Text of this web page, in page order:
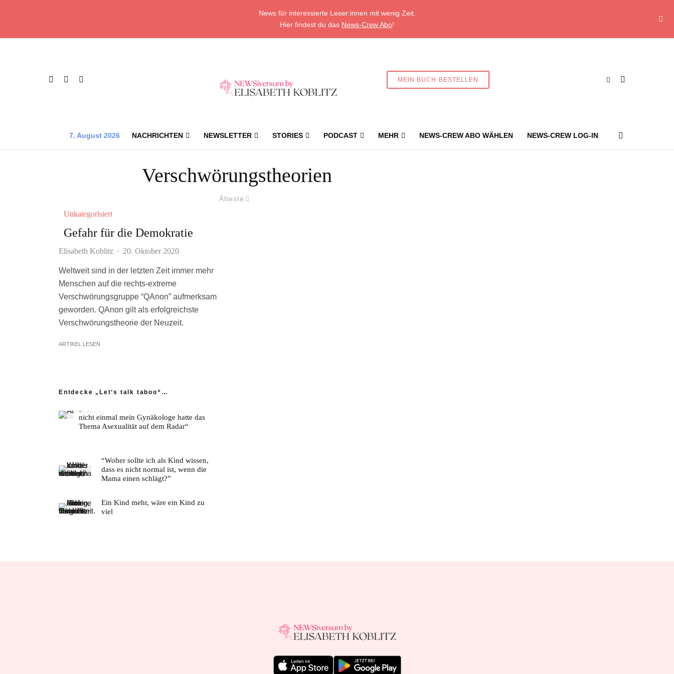
News für interessierte Leser:innen mit wenig Zeit.
Hier findest du das News-Crew Abo!
MEIN BUCH BESTELLEN
7. August 2026 NACHRICHTEN NEWSLETTER STORIES PODCAST MEHR NEWS-CREW ABO WÄHLEN NEWS-CREW LOG-IN
Verschwörungstheorien
Älteste
Unkategorisiert
Gefahr für die Demokratie
Elisabeth Koblitz · 20. Oktober 2020
Weltweit sind in der letzten Zeit immer mehr
Menschen auf die rechts-extreme
Verschwörungsgruppe “QAnon” aufmerksam
geworden. QAnon gilt als erfolgreichste
Verschwörungstheorie der Neuzeit.
ARTIKEL LESEN
Entdecke „Let’s talk taboo“…
nicht einmal mein Gynäkologe hatte das
Thema Asexualität auf dem Radar“
“Woher sollte ich als Kind wissen,
dass es nicht normal ist, wenn die
Mama einen schlägt?”
Ein Kind mehr, wäre ein Kind zu
viel